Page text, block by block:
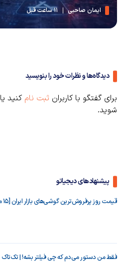
حمید گنجی 15 ساعت قبل
دیدگاه‌ها و نظرات خود را بنویسید
برای گفتگو با کاربران ثبت نام کنید یا
شوید.
پیشنهادهای دیجیاتو
قیمت روز پرفروش‌ترین گوشی‌های بازار ایران [15 مرداد 1405]
فقط من دستور می‌دم که چی فیلتر بشه! | تک‌تاک